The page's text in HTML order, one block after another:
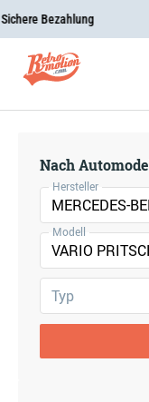
Bezahlung
Nach
Hersteller
MERCEDES-
Modell
Typ